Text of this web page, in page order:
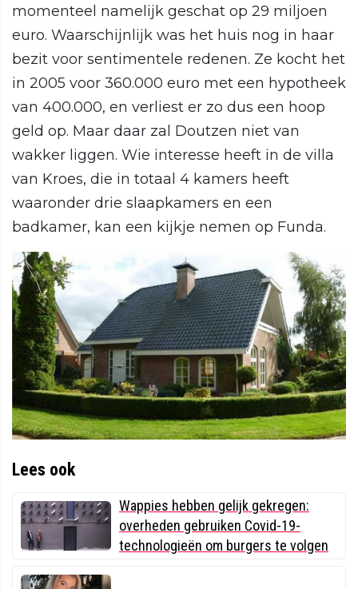
momenteel namelijk geschat op 29 miljoen
euro. Waarschijnlijk was het huis nog in haar
bezit voor sentimentele redenen. Ze kocht het
in 2005 voor 360.000 euro met een hypotheek
van 400.000, en verliest er zo dus een hoop
geld op. Maar daar zal Doutzen niet van
wakker liggen. Wie interesse heeft in de villa
van Kroes, die in totaal 4 kamers heeft
waaronder drie slaapkamers en een
badkamer, kan een kijkje nemen op Funda.
Lees ook
Wappies hebben gelijk gekregen:
overheden gebruiken Covid-19-
technologieën om burgers te volgen